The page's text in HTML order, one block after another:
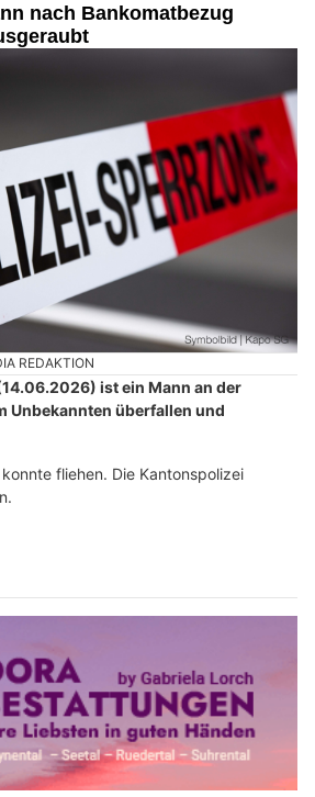
nach Bankomatbezug
REDAKTION
ist ein Mann an der
Unbekannten überfallen und
fliehen. Die Kantonspolizei